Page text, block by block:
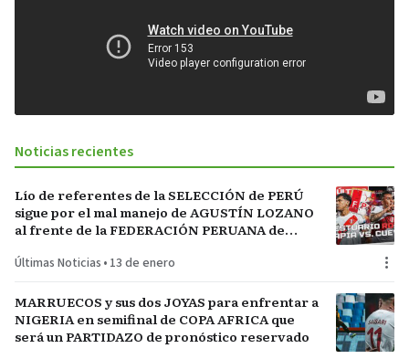
Noticias recientes
Lío de referentes de la SELECCIÓN de PERÚ
sigue por el mal manejo de AGUSTÍN LOZANO
al frente de la FEDERACIÓN PERUANA de
Últimas Noticias • 13 de enero
MARRUECOS y sus dos JOYAS para enfrentar a
NIGERIA en semifinal de COPA AFRICA que
será un PARTIDAZO de pronóstico reservado